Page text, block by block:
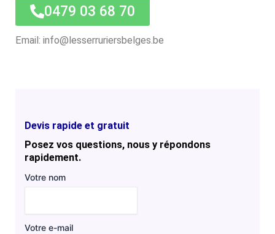
0479 03 68 70
Email: info@lesserruriersbelges.be
Devis rapide et gratuit
Posez vos questions, nous y répondons
rapidement.
Votre nom
Votre e-mail